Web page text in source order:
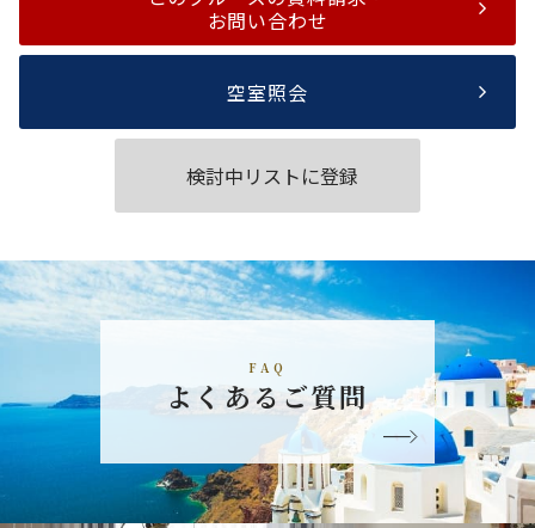
お問い合わせ
空室照会
検討中リストに登録
FAQ
よくあるご質問